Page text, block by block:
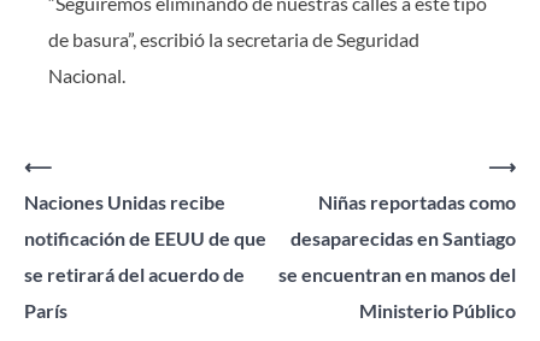
de basura”, escribió la secretaria de Seguridad
Nacional.
Navegación
de
entradas
⟵
Naciones Unidas recibe
notificación de EEUU de que
se retirará del acuerdo de
París
Niñas reportadas como
desaparecidas en Santiago
se encuentran en manos del
Ministerio Público
⟶